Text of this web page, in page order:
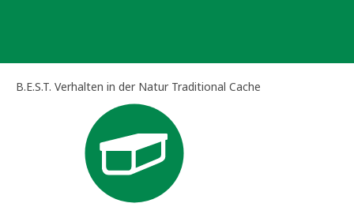
B.E.S.T. Verhalten in der Natur Traditional Cache